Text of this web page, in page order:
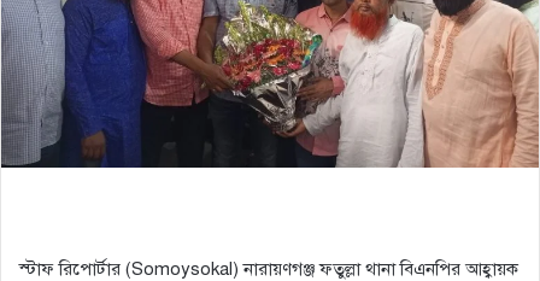
স্টাফ রিপোর্টার (Somoysokal) নারায়ণগঞ্জ ফতুল্লা থানা বিএনপির আহ্বায়ক